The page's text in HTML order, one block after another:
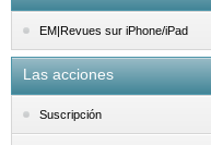
EM|Revues sur iPhone/iPad
Las acciones
Suscripción